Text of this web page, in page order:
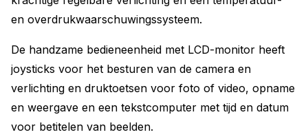
en overdrukwaarschuwingssysteem.
De handzame bedieneenheid met LCD-monitor heeft
joysticks voor het besturen van de camera en
verlichting en druktoetsen voor foto of video, opname
en weergave en een tekstcomputer met tijd en datum
voor betitelen van beelden.